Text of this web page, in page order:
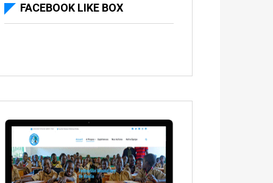
FACEBOOK LIKE BOX